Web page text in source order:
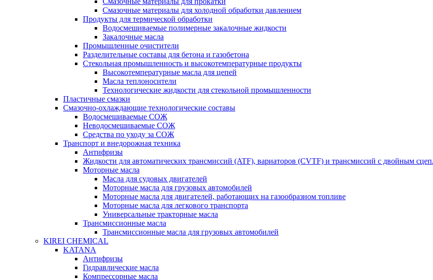
Смазочные материалы для холодной обработки давлением
Продукты для термической обработки
Водосмешиваемые полимерные закалочные жидкости
Закалочные масла
Промышленные очистители
Разделительные составы для бетона и газобетона
Стекольная промышленность и высокотемпературные продукты
Высокотемпературные масла для цепей
Масла теплоносители
Технологические жидкости для стекольной промышленности
Пластичные смазки
Смазочно-охлаждающие технологические составы
Водосмешиваемые СОЖ
Неводосмешиваемые СОЖ
Средства по уходу за СОЖ
Транспорт и внедорожная техника
Антифризы
Жидкости для автоматических трансмиссий (ATF), вариаторов (CVTF) и трансмиссий с двойным
Моторные масла
Масла для судовых двигателей
Моторные масла для грузовых автомобилей
Моторные масла для двигателей, работающих на газообразном топливе
Моторные масла для легкового транспорта
Универсальные тракторные масла
Трансмиссионные масла
Трансмиссионные масла для грузовых автомобилей
KIREI CHEMICAL
KATANA
Антифризы
Гидравлические масла
Компрессорные масла